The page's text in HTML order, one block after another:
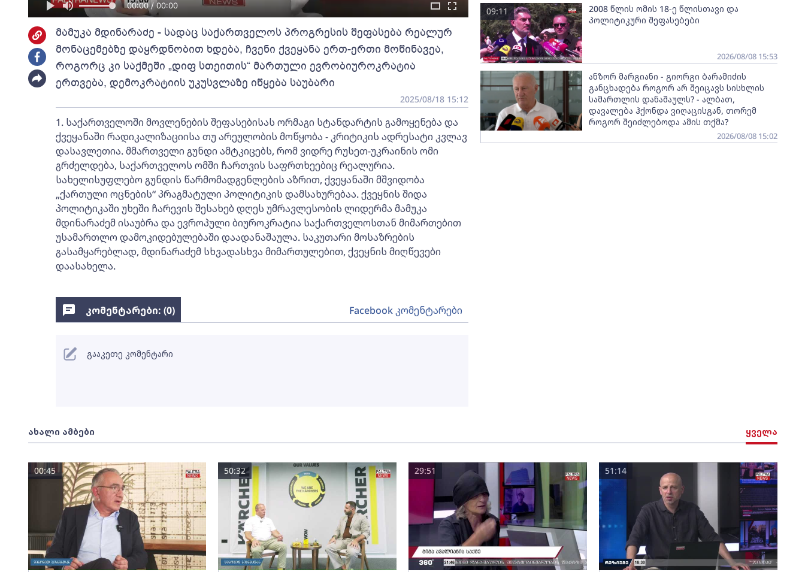
00:00 / 00:00
მამუკა მდინარაძე - სადაც საქართველოს პროგრესის შეფასება რეალურ
მონაცემებზე დაყრდნობით ხდება, ჩვენი ქვეყანა ერთ-ერთი მოწინავეა,
როგორც კი საქმეში „დიფ სთეითის“ მართული ევრობიუროკრატია
ერთვება, დემოკრატიის უკუსვლაზე იწყება საუბარი
2025/08/18 15:12
1. საქართველოში მოვლენების შეფასებისას ორმაგი სტანდარტის გამოყენება და
ქვეყანაში რადიკალიზაციისა თუ არეულობის მოწყობა - კრიტიკის ადრესატი კვლავ
დასავლეთია. მმართველი გუნდი ამტკიცებს, რომ ვიდრე რუსეთ-უკრაინის ომი
გრძელდება, საქართველოს ომში ჩართვის საფრთხეებიც რეალურია.
სახელისუფლებო გუნდის წარმომადგენლების აზრით, ქვეყანაში მშვიდობა
„ქართული ოცნების“ პრაგმატული პოლიტიკის დამსახურებაა. ქვეყნის შიდა
პოლიტიკაში უხეში ჩარევის შესახებ დღეს უმრავლესობის ლიდერმა მამუკა
მდინარაძემ ისაუბრა და ევროპული ბიუროკრატია საქართველოსთან მიმართებით
უსამართლო დამოკიდებულებაში დაადანაშაულა. საკუთარი მოსაზრების
გასამყარებლად, მდინარაძემ სხვადასხვა მიმართულებით, ქვეყნის მიღწევები
დაასახელა.
2008 წლის ომის 18-ე წლისთავი და
პოლიტიკური შეფასებები
09:11
2026/08/08 15:53
ანზორ მარგიანი - გიორგი ბარამიძის
განცხადება როგორ არ შეიცავს სისხლის
სამართლის დანაშაულს? - ალბათ,
დავალება ჰქონდა ვიღაცისგან, თორემ
როგორ შეიძლებოდა ამის თქმა?
2026/08/08 15:02
ახალი ამბები ყველა
00:45 50:32 29:51 51:14
კომენტარები: (0) Facebook კომენტარები
გააკეთე კომენტარი